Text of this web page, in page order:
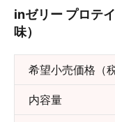
inゼリー プロテ
味）
希望小売価格（税
内容量